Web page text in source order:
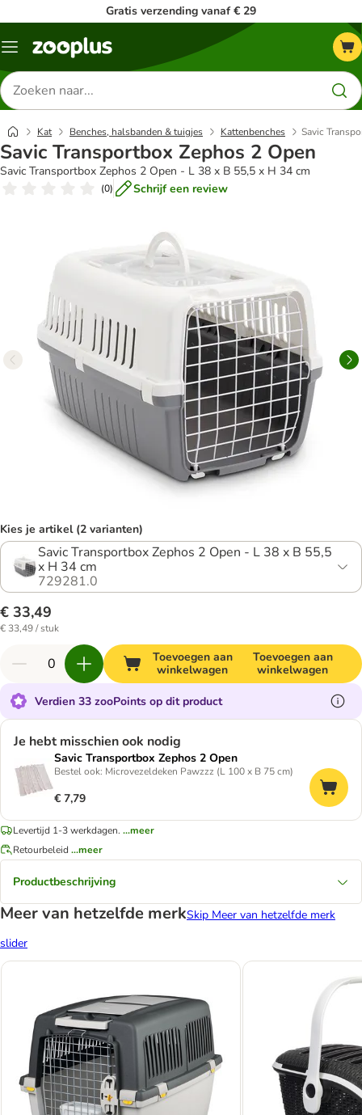
Gratis verzending vanaf € 29
Menu
Zoeken
naar
producten
Kat Benches, halsbanden & tuigjes Kattenbenches Savic
Savic Transportbox Zephos 2 Open
Savic Transportbox Zephos 2 Open - L 38 x B 55,5 x H 34 cm
(0) Schrijf een review
Kies je artikel (2 varianten)
Savic Transportbox Zephos 2 Open - L 38 x B 55,5
x H 34 cm
729281.0
€ 33,49
€ 33,49 / stuk
Toevoegen aan
winkelwagen
Toevoegen aan
winkelwagen
Verdien 33 zooPoints op dit product
Je hebt misschien ook nodig
Savic Transportbox Zephos 2 Open
Bestel ook: Microvezeldeken Pawzzz (L 100 x B 75 cm)
€ 7,79
Levertijd 1-3 werkdagen. ...meer
Retourbeleid ...meer
Productbeschrijving
Meer van hetzelfde merkSkip Meer van hetzelfde merk
slider